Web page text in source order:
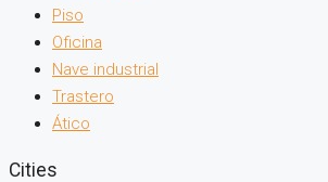
Piso
Oficina
Nave industrial
Trastero
Ático
Cities